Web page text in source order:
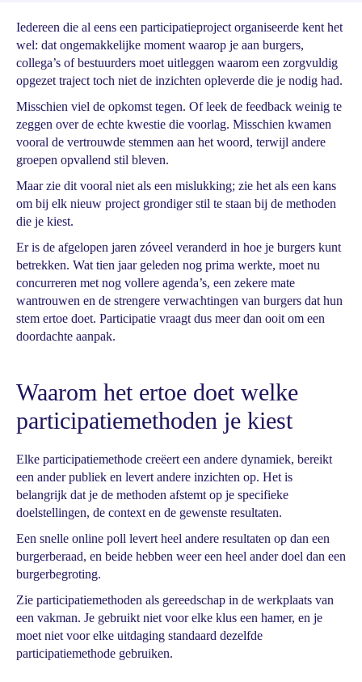
Iedereen die al eens een participatieproject organiseerde kent het
wel: dat ongemakkelijke moment waarop je aan burgers,
collega’s of bestuurders moet uitleggen waarom een zorgvuldig
opgezet traject toch niet de inzichten opleverde die je nodig had.
Misschien viel de opkomst tegen. Of leek de feedback weinig te
zeggen over de echte kwestie die voorlag. Misschien kwamen
vooral de vertrouwde stemmen aan het woord, terwijl andere
groepen opvallend stil bleven.
Maar zie dit vooral niet als een mislukking; zie het als een kans
om bij elk nieuw project grondiger stil te staan bij de methoden
die je kiest.
Er is de afgelopen jaren zóveel veranderd in hoe je burgers kunt
betrekken. Wat tien jaar geleden nog prima werkte, moet nu
concurreren met nog vollere agenda’s, een zekere mate
wantrouwen en de strengere verwachtingen van burgers dat hun
stem ertoe doet. Participatie vraagt dus meer dan ooit om een
doordachte aanpak.
Waarom het ertoe doet welke
participatiemethoden je kiest
Elke participatiemethode creëert een andere dynamiek, bereikt
een ander publiek en levert andere inzichten op. Het is
belangrijk dat je de methoden afstemt op je specifieke
doelstellingen, de context en de gewenste resultaten.
Een snelle online poll levert heel andere resultaten op dan een
burgerberaad, en beide hebben weer een heel ander doel dan een
burgerbegroting.
Zie participatiemethoden als gereedschap in de werkplaats van
een vakman. Je gebruikt niet voor elke klus een hamer, en je
moet niet voor elke uitdaging standaard dezelfde
participatiemethode gebruiken.